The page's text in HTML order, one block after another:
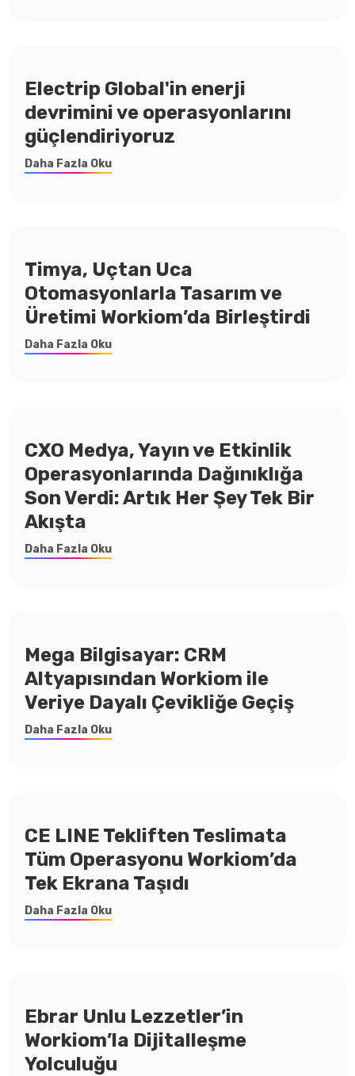
Electrip Global'in enerji
devrimini ve operasyonlarını
güçlendiriyoruz
Daha Fazla Oku
Timya, Uçtan Uca
Otomasyonlarla Tasarım ve
Üretimi Workiom’da Birleştirdi
Daha Fazla Oku
CXO Medya, Yayın ve Etkinlik
Operasyonlarında Dağınıklığa
Son Verdi: Artık Her Şey Tek Bir
Akışta
Daha Fazla Oku
Mega Bilgisayar: CRM
Altyapısından Workiom ile
Veriye Dayalı Çevikliğe Geçiş
Daha Fazla Oku
CE LINE Tekliften Teslimata
Tüm Operasyonu Workiom’da
Tek Ekrana Taşıdı
Daha Fazla Oku
Ebrar Unlu Lezzetler’in
Workiom’la Dijitalleşme
Yolculuğu